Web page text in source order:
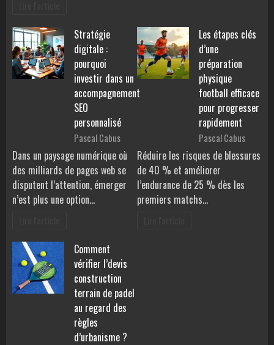
Stratégie
digitale :
pourquoi
investir dans un
accompagnement
SEO
personnalisé
Pascal Cabus
Dans un paysage numérique où
des milliards de pages web se
disputent l’attention, émerger
n’est plus une option…
Les étapes clés
d’une
préparation
physique
football efficace
pour progresser
rapidement
Pascal Cabus
Réduire les risques de blessures
de 40 % et améliorer
l’endurance de 25 % dès les
premiers matchs…
Comment
vérifier l’devis
construction
terrain de padel
au regard des
règles
d’urbanisme ?